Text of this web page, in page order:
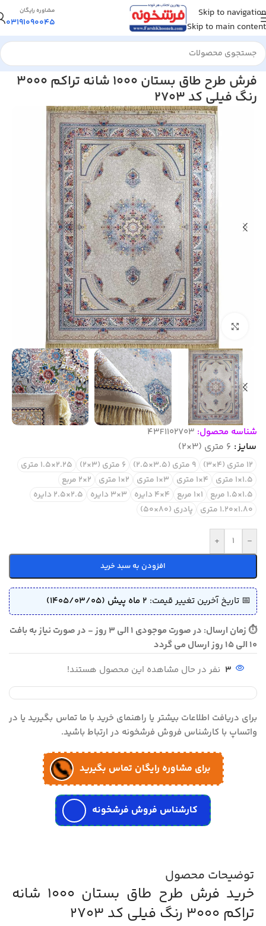
Skip to navigation
Skip to main content
مشاوره رایگان
03191090045
خانه/فرش ماشینی/فرش 1000 شانه
فرش طرح طاق بستان 1000 شانه تراکم 3000
رنگ فیلی کد 2703
بزرگنمایی تصویر
شناسه محصول: 43F1102703
سایز 6 متری (3×2)
12 متری (4×3) 9 متری (3.5×2.5) 6 متری (3×2)
2.25×1.5 متری
1.5×1 متری
4×1 متری 3×1 متری 2×1 متری
2×2 مربع
1.5×1.5 مربع
1×1 مربع 4×4 دایره 3×3 دایره
2.5×2.5 دایره
1.80×1.20 متری
پادری (80×50)
-
+
افزودن به سبد خرید
📅 تاریخ آخرین تغییر قیمت: 2 ماه پیش (1405/03/05)
⏱ زمان ارسال: در صورت موجودی 1 الی 3 روز - در صورت نیاز به بافت
10 الی 15 روز ارسال می گردد
3 نفر در حال مشاهده این محصول هستند!
برای دریافت اطلاعات بیشتر یا راهنمای خرید با ما تماس بگیرید یا در
واتساپ با کارشناس فروش فرشخونه در ارتباط باشید.
برای مشاوره رایگان تماس بگیرید
کارشناس فروش فرشخونه
توضیحات محصول
خرید فرش طرح طاق بستان 1000 شانه
تراکم 3000 رنگ فیلی کد 2703